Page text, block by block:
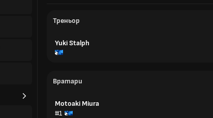
Треньор
Yuki Stalph
Вратари
Motoaki Miura
#1